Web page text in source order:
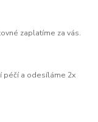
zaplatíme za vás.
péčí a odesíláme 2x